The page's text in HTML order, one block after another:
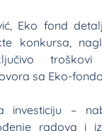
Eko fond
konkursa,
sa Eko-
investiciju –
radova i